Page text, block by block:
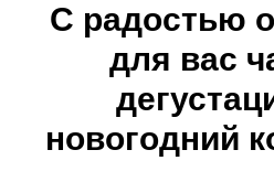
С радостью
для вас
новогодний